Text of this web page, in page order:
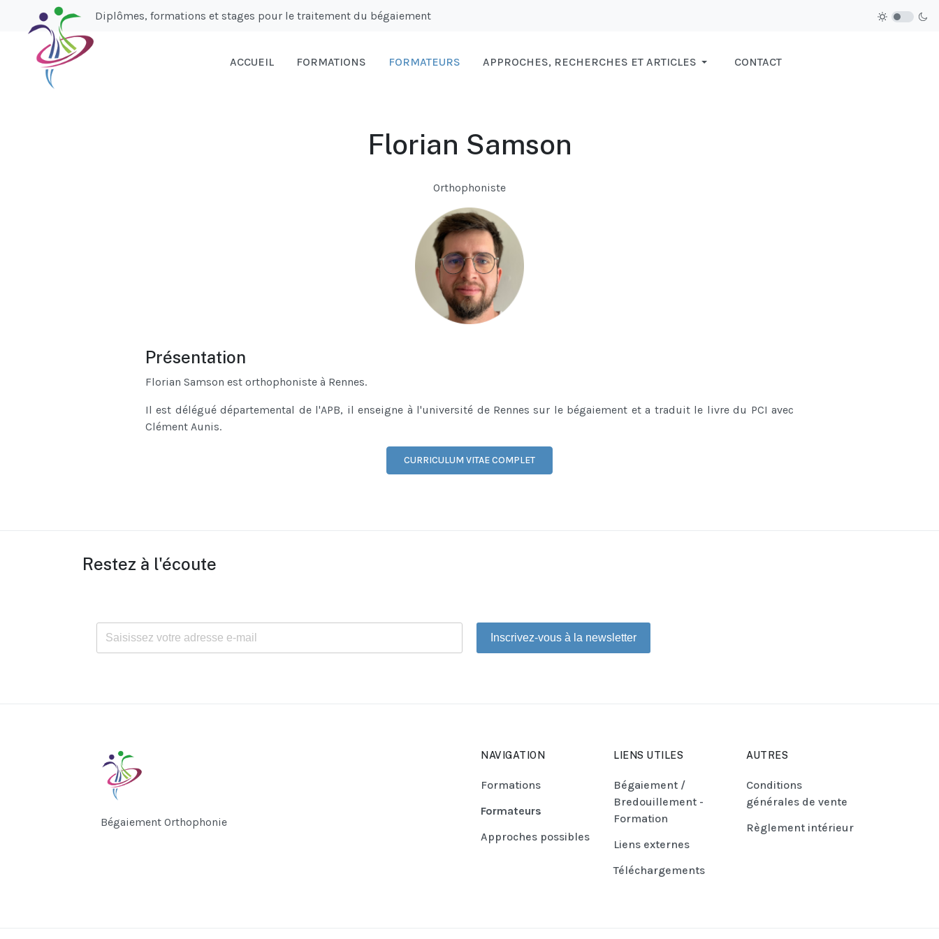
Diplômes, formations et stages pour le traitement du bégaiement
ACCUEIL FORMATIONS FORMATEURS APPROCHES, RECHERCHES ET ARTICLES CONTACT
Florian Samson
Orthophoniste
Présentation
Florian Samson est orthophoniste à Rennes.
Il est délégué départemental de l'APB, il enseigne à l'université de Rennes sur le bégaiement et a traduit le livre du PCI avec
Clément Aunis.
CURRICULUM VITAE COMPLET
Restez à l'écoute
Inscrivez-vous à la newsletter
Bégaiement Orthophonie
NAVIGATION
Formations
Formateurs
Approches possibles
LIENS UTILES
Bégaiement /
Bredouillement -
Formation
Liens externes
Téléchargements
AUTRES
Conditions
générales de vente
Règlement intérieur